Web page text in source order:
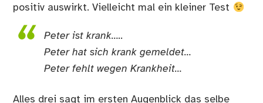
positiv auswirkt. Vielleicht mal ein kleiner Test
Peter ist krank…..
Peter hat sich krank gemeldet…
Peter fehlt wegen Krankheit…
Alles drei sagt im ersten Augenblick das selbe